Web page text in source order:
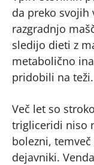
da preko svojih
razgradnjo
sledijo dieti z
metabolično
pridobili na teži.
Več let so
trigliceridi niso
bolezni,
dejavniki.